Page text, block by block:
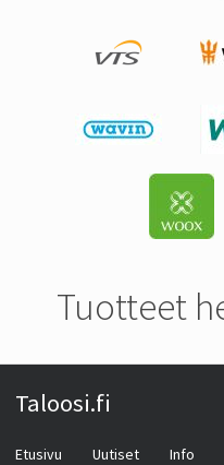
Tuotteet
Taloosi.fi
Etusivu Uutiset Info